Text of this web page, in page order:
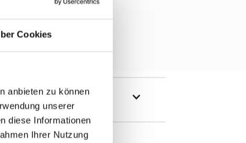
Cookies
anbieten zu können
unserer
diese Informationen
Ihrer Nutzung